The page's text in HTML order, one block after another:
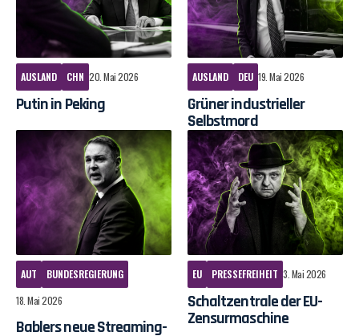
AUSLAND CHN 20. Mai 2026
Putin in Peking
AUSLAND DEU 19. Mai 2026
Grüner industrieller
Selbstmord
AUT
BUNDESREGIERUNG
18. Mai 2026
Bablers neue Streaming-
EU PRESSEFREIHEIT 3. Mai 2026
Schaltzentrale der EU-
Zensurmaschine